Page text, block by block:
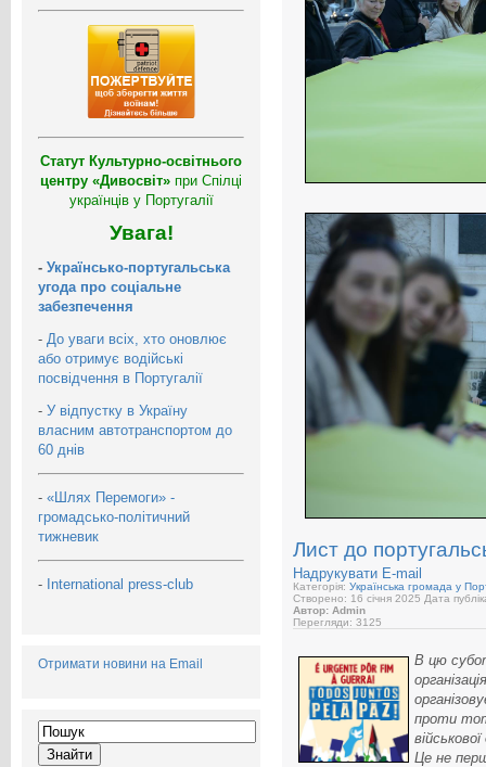
Статут Культурно-освітнього
центру «Дивосвіт» при Спілці
українців у Португалії
Увага!
- Українсько-португальська
угода про соціальне
забезпечення
- До уваги всіх, хто оновлює
або отримує водійські
посвідчення в Португалії
- У відпустку в Україну
власним автотранспортом до
60 днів
- «Шлях Перемоги» -
громадсько-політичний
тижневик
- International press-club
Отримати новини на Email
Лист до
Надрукувати E-mail
Категорія: Українська громада у
Створено: 16 січня 2025 Дата
Автор: Admin
Перегляди: 3125
В цю
проти
Це не